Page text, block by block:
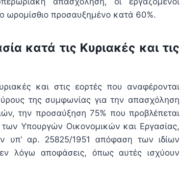
ωρομίσθιο προσαυξημένο κατά 60%.
κατά τις Κυριακές και τις
και στις εορτές που αναφέρονται
της συμφωνίας για την απασχόληση
την προσαύξηση 75% που προβλέπεται
Υπουργών Οικονομικών και Εργασίας,
υπ’ αρ. 25825/1951 απόφαση των ιδίων
λόγω αποφάσεις, όπως αυτές ισχύουν